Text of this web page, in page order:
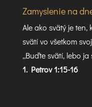
Zamyslenie na
Ale ako svätý je
svätí vo všetkom
„Buďte svätí, lebo ja
1. Petrov 1:15-16